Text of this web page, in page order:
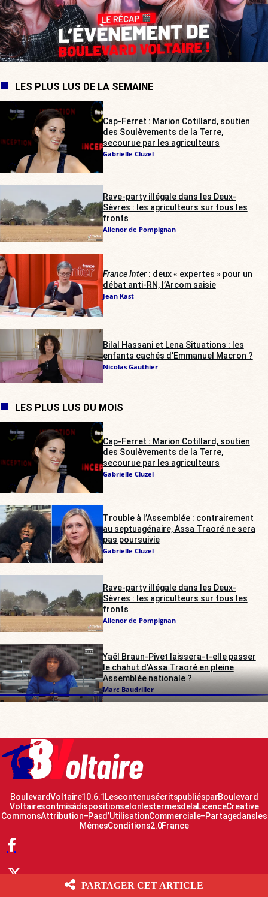
LES PLUS LUS DE LA SEMAINE
Cap-Ferret : Marion Cotillard, soutien
des Soulèvements de la Terre,
secourue par les agriculteurs
Gabrielle Cluzel
Rave-party illégale dans les Deux-
Sèvres : les agriculteurs sur tous les
fronts
Alienor de Pompignan
France Inter: deux « expertes » pour un
débat anti-RN, l’Arcom saisie
Jean Kast
Bilal Hassani et Lena Situations : les
enfants cachés d’Emmanuel Macron ?
Nicolas Gauthier
LES PLUS LUS DU MOIS
Cap-Ferret : Marion Cotillard, soutien
des Soulèvements de la Terre,
secourue par les agriculteurs
Gabrielle Cluzel
Trouble à l’Assemblée : contrairement
au septuagénaire, Assa Traoré ne sera
pas poursuivie
Gabrielle Cluzel
Rave-party illégale dans les Deux-
Sèvres : les agriculteurs sur tous les
fronts
Alienor de Pompignan
Yaël Braun-Pivet laissera-t-elle passer
le chahut d’Assa Traoré en pleine
Assemblée nationale ?
Marc Baudriller
Boulevard Voltaire 10.6.1 Les contenus écrits publiés par Boulevard
Voltaire sont mis à disposition selon les termes de la Licence Creative
Commons Attribution – Pas d’Utilisation Commerciale – Partage dans les
Mêmes Conditions 2.0 France
PARTAGER CET ARTICLE